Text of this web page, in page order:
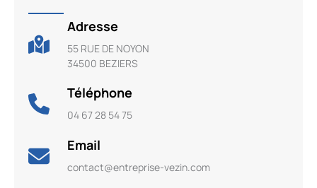
Adresse
55 RUE DE NOYON
34500 BEZIERS
Téléphone
04 67 28 54 75
Email
contact@entreprise-vezin.com